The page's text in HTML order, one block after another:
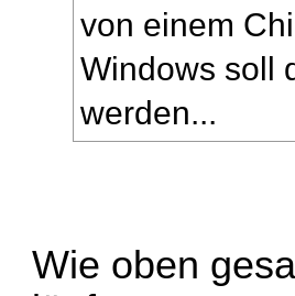
von einem
Windows soll
werden...
Wie oben